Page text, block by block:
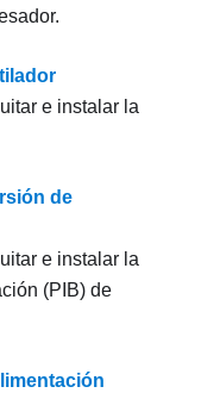
e instalar la
de
e instalar la
(PIB) de